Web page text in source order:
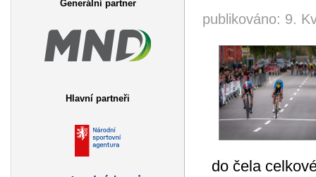
Generální partner
Hlavní partneři
publikováno: 9.
do čela